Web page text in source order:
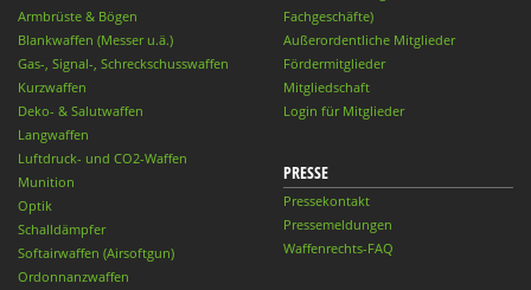
Armbrüste & Bögen
Blankwaffen (Messer u.ä.)
Gas-, Signal-, Schreckschusswaffen
Kurzwaffen
Deko- & Salutwaffen
Langwaffen
Luftdruck- und CO2-Waffen
Munition
Optik
Schalldämpfer
Softairwaffen (Airsoftgun)
Ordonnanzwaffen
Fachgeschäfte)
Außerordentliche Mitglieder
Fördermitglieder
Mitgliedschaft
Login für Mitglieder
PRESSE
Pressekontakt
Pressemeldungen
Waffenrechts-FAQ